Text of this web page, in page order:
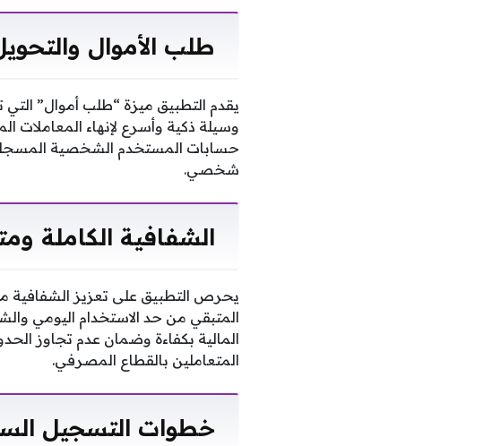
طلب الأموال
يقدم التطبيق ميزة “طلب أموال”
وسيلة ذكية وأسرع لإنهاء المعاملات
حسابات المستخدم الشخصية المسجلة
شخصي.
الشفافية الكاملة
يحرص التطبيق على تعزيز الشفافية
المتبقي من حد الاستخدام اليومي
المالية بكفاءة وضمان عدم تجاوز
المتعاملين بالقطاع المصرفي.
خطوات التسجيل